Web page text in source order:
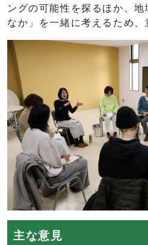
ングの可能性を探るほか、
なか」を一緒に考えるため、
主な意見